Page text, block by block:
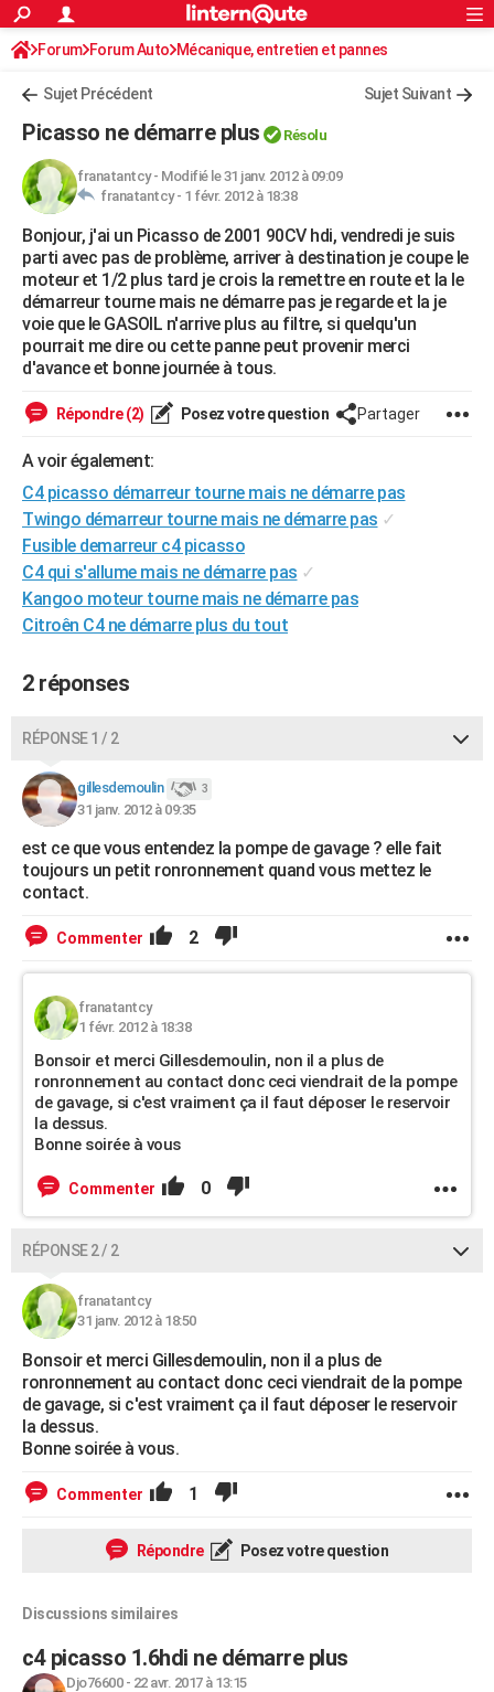
ACTUALITÉS
Politique
Société
Faits Divers
Education
Monde
Villes
+
FINANCE
Retraite
Impôts
Epargne
Immobilier
Risques naturels par ville
Banque
Assurance
Crédit
AUTO
Essais
Réserver un essai
Citadines
Berlines
SUV
Forum auto
+HIGH-TECH
Mobiles
Meilleur smartphone
Internet
Ordinateurs
Jeux vidéo
Guide high-tech
+BRICOLAGE
Forum
Aménagement intérieur
Extérieur
Cuisine
Salle de bains
Jardinage
Rangement
WEEK-END
Art de vivre
Bien-être
Loisirs
Mode
Modes de vie
Alimentation
Guide de la santé
Maladies
Médicaments
Sommeil
Destinations
City break
Voyage nature
Voyage de noces
Forum
Climat
+PHOTO
GUIDES D'ACHAT
BONS PLANS
Carte de Noël
Carte Bonne année
Carte Saint-Valentin
Carte Pâques
Carte d'anniversaire
DICTIONNAIRE
Dictionnaire
Biographies
Citations
Expressions
Proverbes
PROGRAMME TV
COPAINS D'AVANT
S'inscrire
Se connecter
Lycées
Collèges
Primaires
Universités
Entreprises
Service militaire
Avis de recherche
FORUM
Rechercher
S'inscrire
Connexion
Forum Forum Auto Mécanique, entretien et pannes
Sujet Précédent Sujet Suivant
Picasso ne démarre plus Résolu
franatantcy- Modifié le 31 janv. 2012 à 09:09
franatantcy - 1 févr. 2012 à 18:38
Bonjour, j'ai un Picasso de 2001 90CV hdi, vendredi je suis
parti avec pas de problème, arriver à destination je coupe le
moteur et 1/2 plus tard je crois la remettre en route et la le
démarreur tourne mais ne démarre pas je regarde et la je
voie que le GASOIL n'arrive plus au filtre, si quelqu'un
pourrait me dire ou cette panne peut provenir merci
d'avance et bonne journée à tous.
Répondre (2) Posez votre question Partager
A voir également:
C4 picasso démarreur tourne mais ne démarre pas
Twingo démarreur tourne mais ne démarre pas ✓
Fusible demarreur c4 picasso
C4 qui s'allume mais ne démarre pas ✓
Kangoo moteur tourne mais ne démarre pas
Citroên C4 ne démarre plus du tout
2 réponses
RÉPONSE 1 / 2
gillesdemoulin 3
31 janv. 2012 à 09:35
est ce que vous entendez la pompe de gavage ? elle fait
toujours un petit ronronnement quand vous mettez le
contact.
Commenter 2
franatantcy
1 févr. 2012 à 18:38
Bonsoir et merci Gillesdemoulin, non il a plus de
ronronnement au contact donc ceci viendrait de la pompe
de gavage, si c'est vraiment ça il faut déposer le reservoir
la dessus.
Bonne soirée à vous
Commenter 0
RÉPONSE 2 / 2
franatantcy
31 janv. 2012 à 18:50
Bonsoir et merci Gillesdemoulin, non il a plus de
ronronnement au contact donc ceci viendrait de la pompe
de gavage, si c'est vraiment ça il faut déposer le reservoir
la dessus.
Bonne soirée à vous.
Commenter 1
Répondre Posez votre question
Discussions similaires
c4 picasso 1.6hdi ne démarre plus
Djo76600- 22 avr. 2017 à 13:15